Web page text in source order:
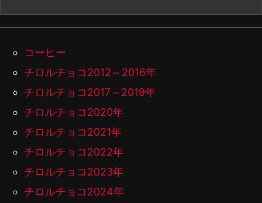
コーヒー
チロルチョコ2012～2016年
チロルチョコ2017～2019年
チロルチョコ2020年
チロルチョコ2021年
チロルチョコ2022年
チロルチョコ2023年
チロルチョコ2024年